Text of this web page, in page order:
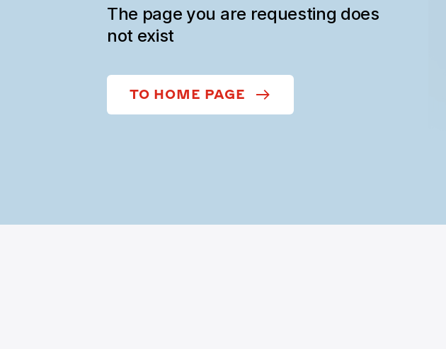
The page you are requesting does
not exist
TO HOME PAGE